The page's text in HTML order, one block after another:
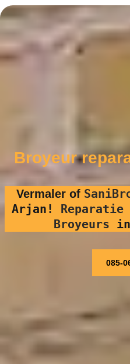
Broyeur
Vermaler of
Arjan!
Broyeurs
085-